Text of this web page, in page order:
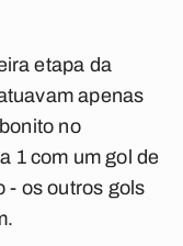
etapa da
apenas
no
1 com um gol de
- os outros gols